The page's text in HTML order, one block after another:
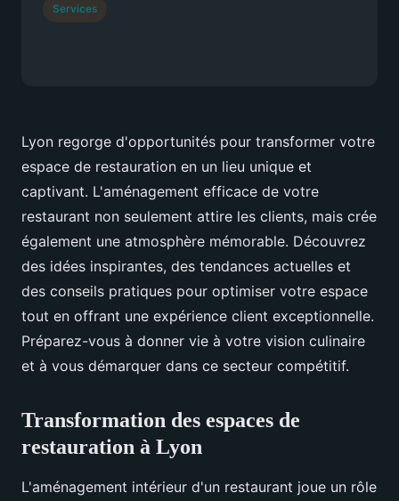
Lyon regorge d'opportunités pour transformer votre
espace de restauration en un lieu unique et
captivant. L'aménagement efficace de votre
restaurant non seulement attire les clients, mais crée
également une atmosphère mémorable. Découvrez
des idées inspirantes, des tendances actuelles et
des conseils pratiques pour optimiser votre espace
tout en offrant une expérience client exceptionnelle.
Préparez-vous à donner vie à votre vision culinaire
et à vous démarquer dans ce secteur compétitif.
Transformation des espaces de
restauration à Lyon
L'aménagement intérieur d'un restaurant joue un rôle
Services